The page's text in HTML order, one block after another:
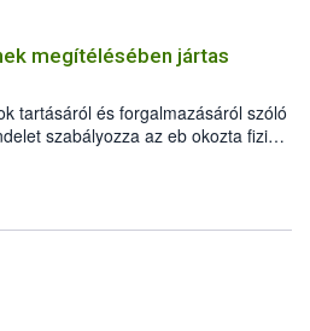
megítélésében jártas
tartásáról és forgalmazásáról szóló
szabályozza az eb okozta fizikai
keletkezésekor felmerülő
a veszélyes eb tartását és annak
megítélésében jártas szakértőt.